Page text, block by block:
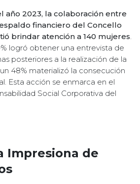
año 2023, la colaboración entre
financiero del Concello
brindar atención a 140 mujeres.
logró obtener una entrevista de
posteriores a la realización de la
48% materializó la consecución
Esta acción se enmarca en el
Social Corporativa del
Impresiona de